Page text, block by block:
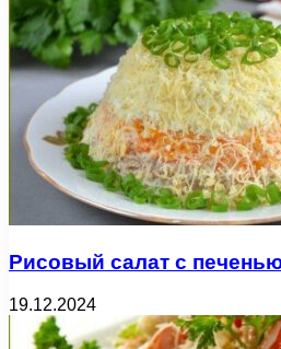
Рисовый салат с
19.12.2024